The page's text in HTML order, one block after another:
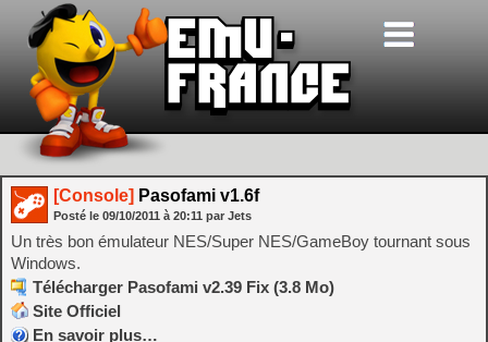
[Console] Pasofami v1.6f
Posté le 09/10/2011 à 20:11 par Jets
Un très bon émulateur NES/Super NES/GameBoy tournant sous
Windows.
Télécharger Pasofami v2.39 Fix (3.8 Mo)
Site Officiel
En savoir plus…